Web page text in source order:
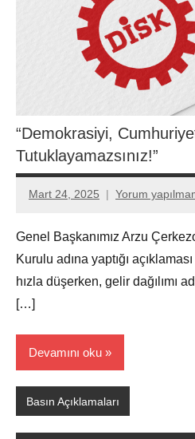
“Demokrasiyi,
Tutuklayamazsınız!”
Mart 24, 2025
Aksu
Yorum
Genel Başkanımız Arzu
Kurulu adına yaptığı
hızla düşerken, gelir dağılımı
[…]
Devamını oku
Basın Açıklamaları